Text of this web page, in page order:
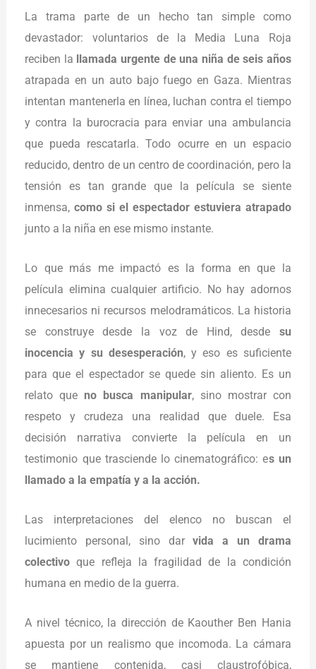
La trama parte de un hecho tan simple como
devastador: voluntarios de la Media Luna Roja
reciben la llamada urgente de una niña de seis años
atrapada en un auto bajo fuego en Gaza. Mientras
intentan mantenerla en línea, luchan contra el tiempo
y contra la burocracia para enviar una ambulancia
que pueda rescatarla. Todo ocurre en un espacio
reducido, dentro de un centro de coordinación, pero la
tensión es tan grande que la película se siente
inmensa,como si el espectador estuviera atrapado
junto a la niña en ese mismo instante.
Lo que más me impactó es la forma en que la
película elimina cualquier artificio. No hay adornos
innecesarios ni recursos melodramáticos. La historia
se construye desde la voz de Hind, desde su
inocencia y su desesperación, y eso es suficiente
para que el espectador se quede sin aliento. Es un
relato que no busca manipular, sino mostrar con
respeto y crudeza una realidad que duele. Esa
decisión narrativa convierte la película en un
testimonio que trasciende lo cinematográfico: es un
llamado a la empatía y a la acción.
Las interpretaciones del elenco no buscan el
lucimiento personal, sino darvida a un drama
colectivo que refleja la fragilidad de la condición
humana en medio de la guerra.
A nivel técnico, la dirección de Kaouther Ben Hania
apuesta por un realismo que incomoda. La cámara
se mantiene contenida, casi claustrofóbica,